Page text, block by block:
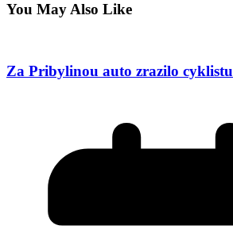
You May Also Like
Za Pribylinou auto zrazilo cyklistu